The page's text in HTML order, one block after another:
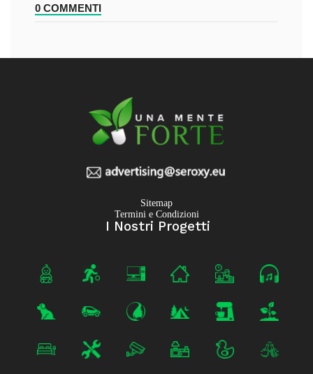
0 COMMENTI
Sitemap
Termini e Condizioni
I Nostri Progetti